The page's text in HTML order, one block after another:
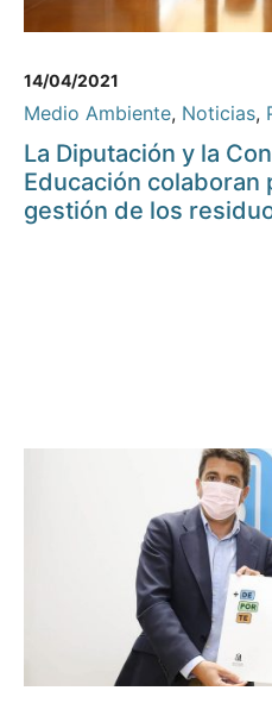
14/04/2021
Medio Ambiente, Noticias,
La Diputación y la
Educación colaboran
gestión de los